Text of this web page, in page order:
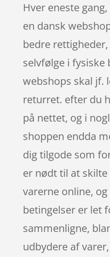
Hver eneste
en dansk
bedre
selvfølge i fysiske
webshops skal jf.
returret. efter du
på nettet, og i
shoppen endda
dig tilgode som
er nødt til at
varerne online,
betingelser er let
sammenligne,
udbydere af